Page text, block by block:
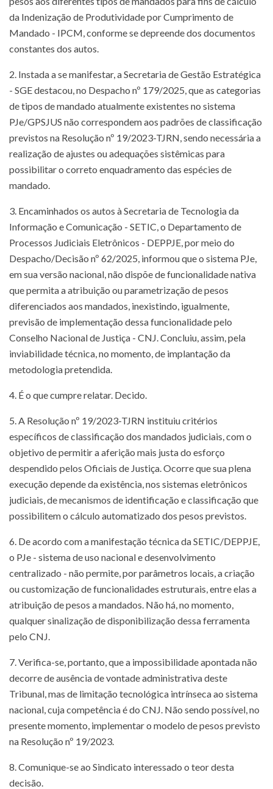
da Indenização de Produtividade por Cumprimento de
Mandado - IPCM, conforme se depreende dos documentos
constantes dos autos.
2. Instada a se manifestar, a Secretaria de Gestão Estratégica
- SGE destacou, no Despacho nº 179/2025, que as categorias
de tipos de mandado atualmente existentes no sistema
PJe/GPSJUS não correspondem aos padrões de classificação
previstos na Resolução nº 19/2023-TJRN, sendo necessária a
realização de ajustes ou adequações sistêmicas para
possibilitar o correto enquadramento das espécies de
mandado.
3. Encaminhados os autos à Secretaria de Tecnologia da
Informação e Comunicação - SETIC, o Departamento de
Processos Judiciais Eletrônicos - DEPPJE, por meio do
Despacho/Decisão nº 62/2025, informou que o sistema PJe,
em sua versão nacional, não dispõe de funcionalidade nativa
que permita a atribuição ou parametrização de pesos
diferenciados aos mandados, inexistindo, igualmente,
previsão de implementação dessa funcionalidade pelo
Conselho Nacional de Justiça - CNJ. Concluiu, assim, pela
inviabilidade técnica, no momento, de implantação da
metodologia pretendida.
4. É o que cumpre relatar. Decido.
5. A Resolução nº 19/2023-TJRN instituiu critérios
específicos de classificação dos mandados judiciais, com o
objetivo de permitir a aferição mais justa do esforço
despendido pelos Oficiais de Justiça. Ocorre que sua plena
execução depende da existência, nos sistemas eletrônicos
judiciais, de mecanismos de identificação e classificação que
possibilitem o cálculo automatizado dos pesos previstos.
6. De acordo com a manifestação técnica da SETIC/DEPPJE,
o PJe - sistema de uso nacional e desenvolvimento
centralizado - não permite, por parâmetros locais, a criação
ou customização de funcionalidades estruturais, entre elas a
atribuição de pesos a mandados. Não há, no momento,
qualquer sinalização de disponibilização dessa ferramenta
pelo CNJ.
7. Verifica-se, portanto, que a impossibilidade apontada não
decorre de ausência de vontade administrativa deste
Tribunal, mas de limitação tecnológica intrínseca ao sistema
nacional, cuja competência é do CNJ. Não sendo possível, no
presente momento, implementar o modelo de pesos previsto
na Resolução nº 19/2023.
8. Comunique-se ao Sindicato interessado o teor desta
decisão.